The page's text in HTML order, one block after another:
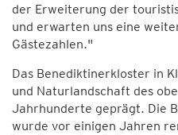
der Erweiterung der
und erwarten uns eine
Gästezahlen."
Das Benediktinerkloster in
und Naturlandschaft des
Jahrhunderte geprägt. Die
wurde vor einigen Jahren